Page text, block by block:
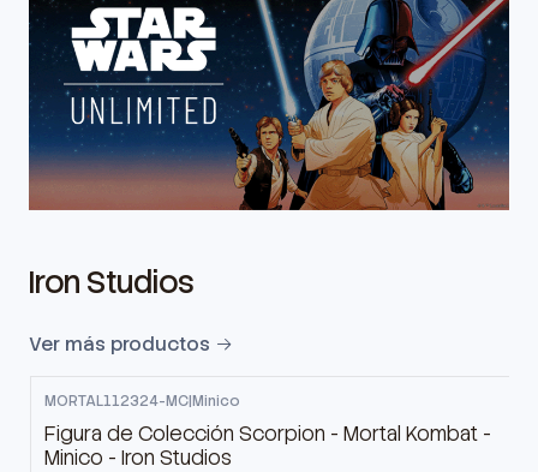
Iron Studios
Ver más productos
MORTAL112324-MC|Minico
Figura de Colección Scorpion - Mortal Kombat -
Minico - Iron Studios